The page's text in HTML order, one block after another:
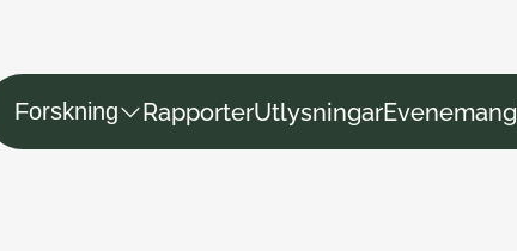
Forskning RapporterUtlysningarEvenemang